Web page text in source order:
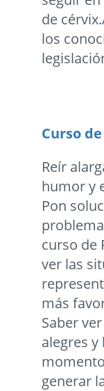
de
los
Curso
Reír
humor y
Pon
curso de
ver las
más
Saber
alegres y
generar